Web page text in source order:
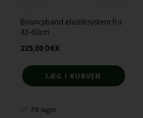
Bouncyband elastiksystem fra
43-60cm
225,00 DKK
På lager